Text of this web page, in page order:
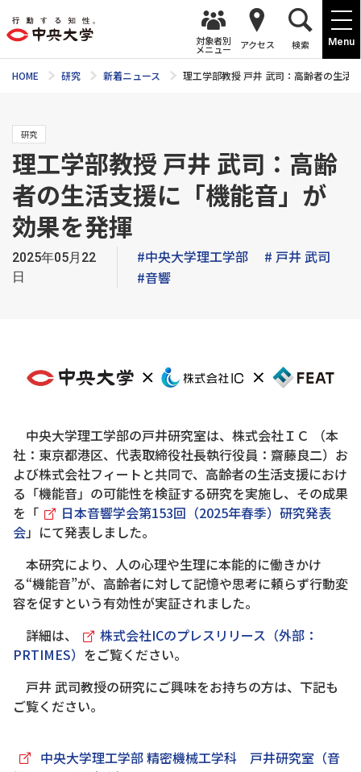
Menu
対象者別
メニュー アクセス 検索
HOME 研究 新着ニュース 理工学部教授 戸井 武司：高齢者の生活
研究
理工学部教授 戸井 武司：高齢
者の生活支援に「機能音」が
効果を発揮
2025年05月22
日
#中央大学理工学部
# 戸井 武司
#音響
中央大学理工学部の戸井研究室は、株式会社ＩＣ （本
社：東京都港区、代表取締役社長執行役員：齋藤良二）お
よび株式会社フィートと共同で、高齢者の生活支援におけ
る「機能音」の可能性を検証する研究を実施し、その成果
を「
日本音響学会第153回（2025年春季）研究発表
会」にて発表しました。
本研究により、人の心理や生理に本能的に働きかけ
る“機能音”が、高齢者に対して記憶や思考に頼らず行動変
容を促すという有効性が実証されました。
詳細は、
株式会社ICのプレスリリース（外部：
PRTIMES） をご覧ください。
戸井 武司教授の研究にご興味をお持ちの方は、下記も
ご覧ください。
中央大学理工学部 精密機械工学科 戸井研究室（音